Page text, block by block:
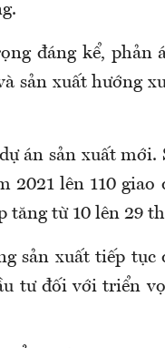
đáng kể, phản
sản xuất hướng
án sản xuất mới.
2021 lên 110 giao
tăng từ 10 lên 29
sản xuất tiếp tục
tư đối với triển